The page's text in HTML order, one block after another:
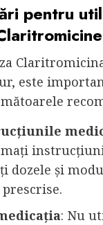
pentru
este
dozele și
: Nu